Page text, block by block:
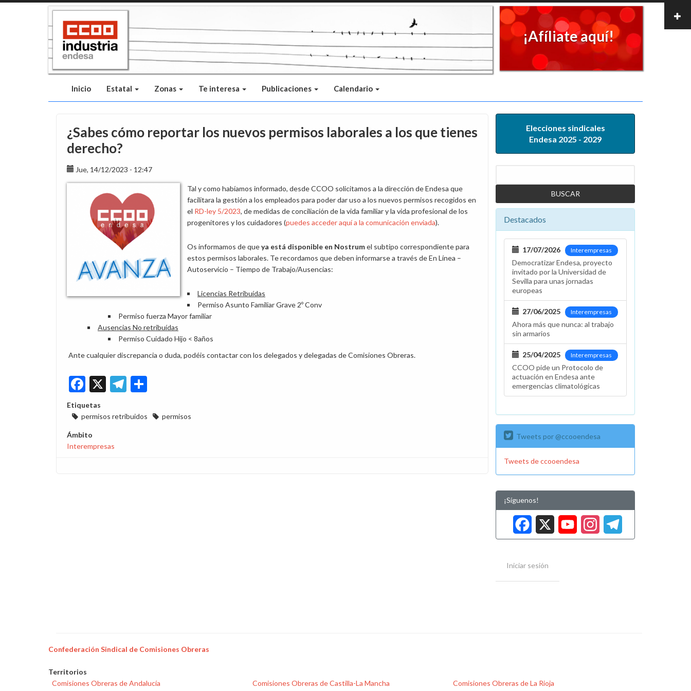
¡Afíliate aquí!
Inicio Estatal Zonas Te interesa Publicaciones Calendario
¿Sabes cómo reportar los nuevos permisos laborales a los que tienes
derecho?
Jue, 14/12/2023 - 12:47
Tal y como habíamos informado, desde CCOO solicitamos a la dirección de Endesa que
facilitara la gestión a los empleados para poder dar uso a los nuevos permisos recogidos en
el RD-ley 5/2023, de medidas de conciliación de la vida familiar y la vida profesional de los
progenitores y los cuidadores (puedes acceder aquí a la comunicación enviada).
Os informamos de queya está disponible en Nostrumel subtipo correspondiente para
estos permisos laborales. Te recordamos que deben informarse a través de En Línea –
Autoservicio – Tiempo de Trabajo/Ausencias:
Licencias Retribuídas
Permiso Asunto Familiar Grave 2º Conv
Permiso fuerza Mayor familiar
Ausencias No retribuídas
Permiso Cuidado Hijo < 8años
Ante cualquier discrepancia o duda, podéis contactar con los delegados y delegadas de Comisiones Obreras.
Facebook
X Telegram
Etiquetas
permisos retribuidos
permisos
Ámbito
Interempresas
Elecciones sindicales
Endesa 2025 - 2029
Destacados
Interempresas
17/07/2026
Democratizar Endesa, proyecto
invitado por la Universidad de
Sevilla para unas jornadas
europeas
Interempresas
27/06/2025
Ahora más que nunca: al trabajo
sin armarios
Interempresas
25/04/2025
CCOO pide un Protocolo de
actuación en Endesa ante
emergencias climatológicas
Tweets por @ccooendesa
Tweets de ccooendesa
¡Síguenos!
Facebook
XYouTube
Iniciar sesión
Confederación Sindical de Comisiones Obreras
Territorios
Comisiones Obreras de Andalucía
Comisiones Obreras de Castilla-La Mancha
Comisiones Obreras de La Rioja